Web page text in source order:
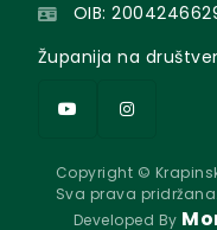
OIB:
Županija na
Copyright ©
Sva prava pridržana.
Developed By